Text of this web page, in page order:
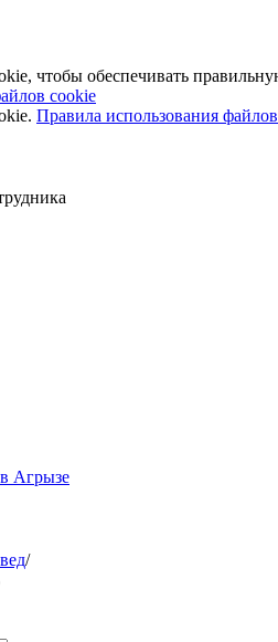
чтобы обеспечивать
cookie
Правила использования
Агрызе
/